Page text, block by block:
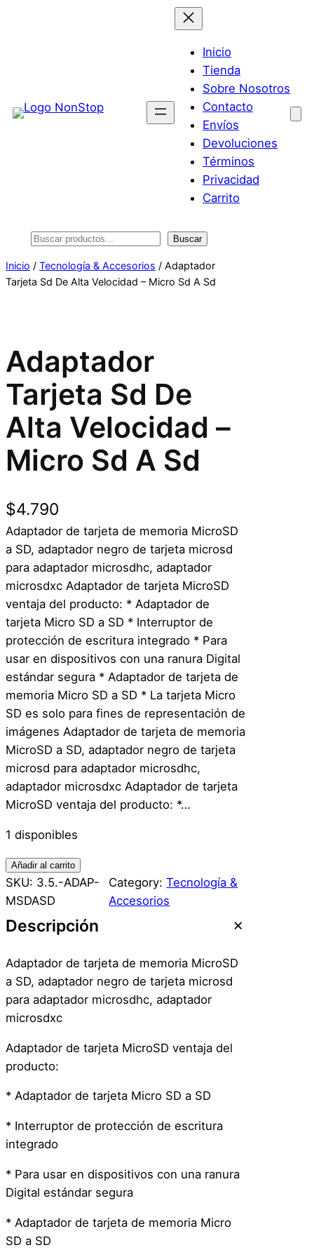
Inicio
Tienda
Sobre Nosotros
Contacto
Envíos
Devoluciones
Términos
Privacidad
Carrito
Buscar Buscar
Inicio / Tecnología & Accesorios / Adaptador
Tarjeta Sd De Alta Velocidad – Micro Sd A Sd
Adaptador
Tarjeta Sd De
Alta Velocidad –
Micro Sd A Sd
$4.790
Adaptador de tarjeta de memoria MicroSD
a SD, adaptador negro de tarjeta microsd
para adaptador microsdhc, adaptador
microsdxc Adaptador de tarjeta MicroSD
ventaja del producto: * Adaptador de
tarjeta Micro SD a SD * Interruptor de
protección de escritura integrado * Para
usar en dispositivos con una ranura Digital
estándar segura * Adaptador de tarjeta de
memoria Micro SD a SD * La tarjeta Micro
SD es solo para fines de representación de
imágenes Adaptador de tarjeta de memoria
MicroSD a SD, adaptador negro de tarjeta
microsd para adaptador microsdhc,
adaptador microsdxc Adaptador de tarjeta
MicroSD ventaja del producto: *…
1 disponibles
A
d
a
p
a
r
a
r
e
t
a
d
D
l
Añadir al carrito
SKU: 3.5.-ADAP-
MSDASD
Category:Tecnología &
Accesorios
Descripción
Adaptador de tarjeta de memoria MicroSD
a SD, adaptador negro de tarjeta microsd
para adaptador microsdhc, adaptador
microsdxc
Adaptador de tarjeta MicroSD ventaja del
producto:
* Adaptador de tarjeta Micro SD a SD
* Interruptor de protección de escritura
integrado
* Para usar en dispositivos con una ranura
Digital estándar segura
* Adaptador de tarjeta de memoria Micro
SD a SD